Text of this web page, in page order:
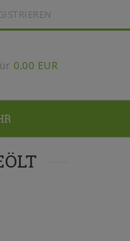
0,00 EUR